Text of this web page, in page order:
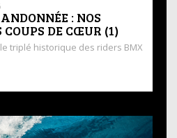
: NOS
DE CŒUR (1)
triplé historique des riders BMX